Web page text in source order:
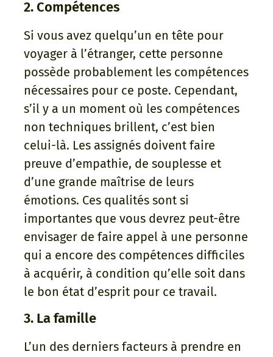
2. Compétences
Si vous avez quelqu’un en tête pour
voyager à l’étranger, cette personne
possède probablement les compétences
nécessaires pour ce poste. Cependant,
s’il y a un moment où les compétences
non techniques brillent, c’est bien
celui-là. Les assignés doivent faire
preuve d’empathie, de souplesse et
d’une grande maîtrise de leurs
émotions. Ces qualités sont si
importantes que vous devrez peut-être
envisager de faire appel à une personne
qui a encore des compétences difficiles
à acquérir, à condition qu’elle soit dans
le bon état d’esprit pour ce travail.
3. La famille
L’un des derniers facteurs à prendre en